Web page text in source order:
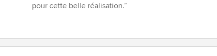
pour cette belle réalisation.”